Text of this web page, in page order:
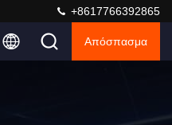
+8617766392865
Απόσπασμα